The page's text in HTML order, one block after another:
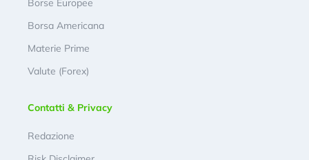
Borse Europee
Borsa Americana
Materie Prime
Valute (Forex)
Contatti & Privacy
Redazione